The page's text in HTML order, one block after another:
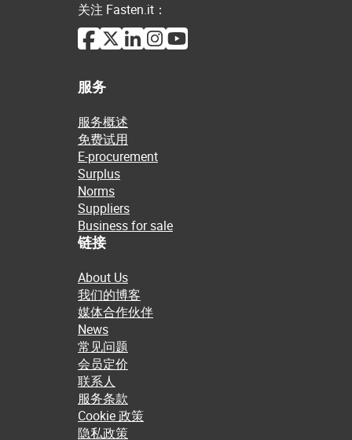
关注 Fasten.it：
服务
服务概述
免费试用
E-procurement
Surplus
Norms
Suppliers
Business for sale
链接
About Us
我们的博客
媒体合作伙伴
News
常见问题
会员定价
联系人
服务条款
Cookie 政策
隐私政策